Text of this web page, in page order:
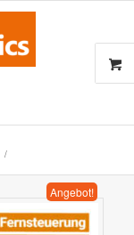
/
Angebot!